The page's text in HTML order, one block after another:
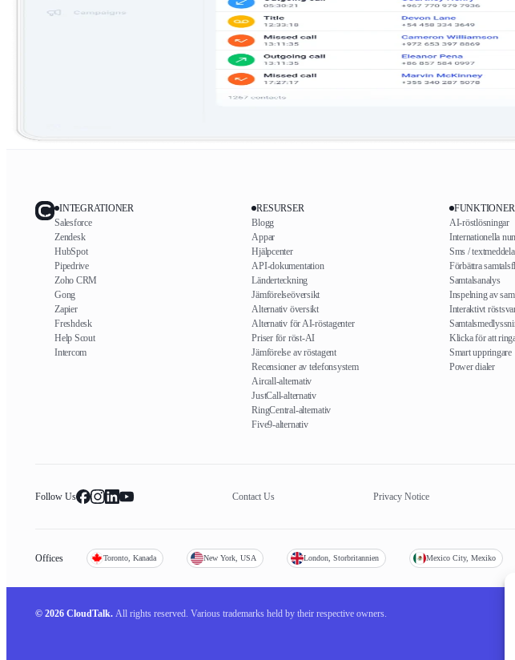
INTEGRATIONER
Salesforce
Zendesk
HubSpot
Pipedrive
Zoho CRM
Gong
Zapier
Freshdesk
Help Scout
Intercom
RESURSER
Blogg
Appar
Hjälpcenter
API-dokumentation
Länderteckning
Jämförelseöversikt
Alternativ översikt
Alternativ för AI-röstagenter
Priser för röst-AI
Jämförelse av röstagent
Recensioner av telefonsystem
Aircall-alternativ
JustCall-alternativ
RingCentral-alternativ
Five9-alternativ
FUNKTIONER
AI-röstlösningar
Internationella
Sms /
Förbättra
Samtalsanalys
Inspelning av
Interaktivt
Klicka för att
Smart uppringare
Power dialer
Follow Us Contact Us Privacy Notice
Offices Toronto, Kanada New York, USA London, Storbritannien Mexico City, Mexiko
© 2026 CloudTalk. All rights reserved. Various trademarks held by their respective owners.